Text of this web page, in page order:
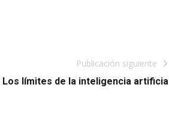
Publicación siguiente
Los límites de la inteligencia artificial